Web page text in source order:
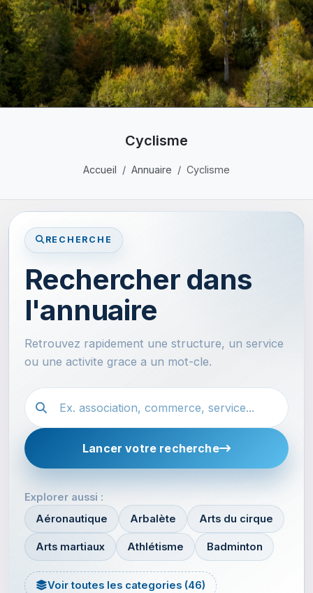
Cyclisme
Accueil Annuaire Cyclisme
RECHERCHE
Rechercher dans
l'annuaire
Retrouvez rapidement une structure, un service
ou une activite grace a un mot-cle.
Recherche dans l'annuaire
Lancer votre recherche
Explorer aussi :
Aéronautique
Arbalète Arts du cirque
Arts martiaux Athlétisme Badminton
Voir toutes les categories (46)